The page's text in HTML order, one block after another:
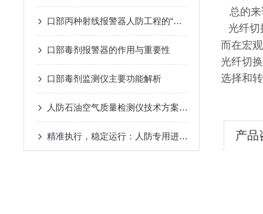
口部丙种射线报警器人防工程的“核生化”哨兵
口部毒剂报警器的作用与重要性
口部毒剂监测仪主要功能解析
人防石油空气质量检测仪技术方案汇总
精准执行，稳定运行：人防专用进风机房控制箱的实操与安全规范
总的来
光纤切
而在宏
光纤切
选择和
产品